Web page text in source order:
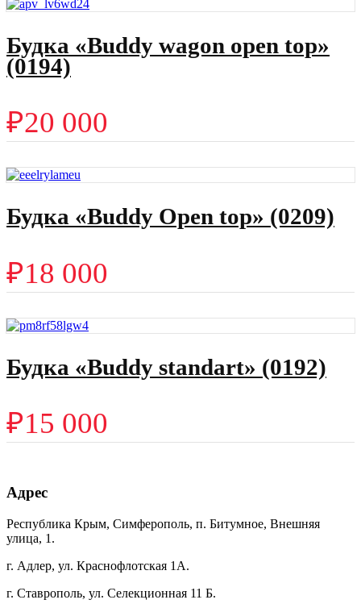
Будка «Buddy wagon open top»
(0194)
₽20 000
Будка «Buddy Open top» (0209)
₽18 000
Будка «Buddy standart» (0192)
₽15 000
Адрес
Республика Крым, Симферополь, п. Битумное, Внешняя
улица, 1.
г. Адлер, ул. Краснофлотская 1А.
г. Ставрополь, ул. Селекционная 11 Б.